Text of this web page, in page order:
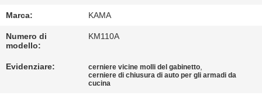
CONTATTICI
UNA
Marca: KAMA
Numero di
modello:
KM110A
Evidenziare: cerniere vicine molli del gabinetto,
cerniere di chiusura di auto per gli armadi da
cucina